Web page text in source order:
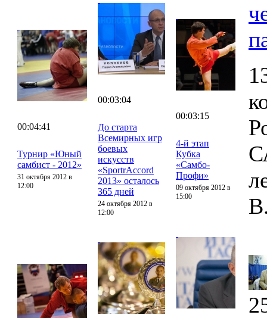
00:04:41
Турнир «Юный
самбист - 2012»
31 октября 2012 в
12:00
00:03:04
До старта
Всемирных игр
боевых
искусств
«SportrAccord
2013» осталось
365 дней
24 октября 2012 в
12:00
00:03:15
4-й этап
Кубка
«Самбо-
Профи»
09 октября 2012 в
15:00